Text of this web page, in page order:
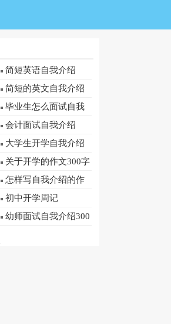
简短英语自我介绍
简短的英文自我介绍
毕业生怎么面试自我
介绍
会计面试自我介绍
大学生开学自我介绍
300字
关于开学的作文300字
怎样写自我介绍的作
文300字
初中开学周记
幼师面试自我介绍300